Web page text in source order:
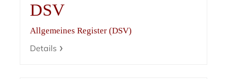
DSV
Allgemeines Register (DSV)
Details